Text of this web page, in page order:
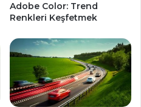
Adobe Color: Trend
Renkleri Keşfetmek